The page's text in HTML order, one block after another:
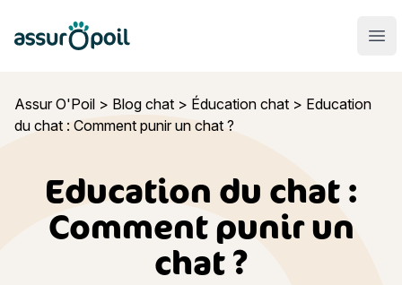
Assur O'Poil
Assur O'Poil > Blog chat > Éducation chat > Education
du chat : Comment punir un chat ?
Education du chat :
Comment punir un
chat ?